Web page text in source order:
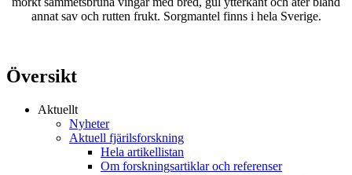
annat sav och rutten frukt. Sorgmantel finns i hela Sverige.
Översikt
Aktuellt
Nyheter
Aktuell fjärilsforskning
Hela artikellistan
Om forskningsartiklar och referenser